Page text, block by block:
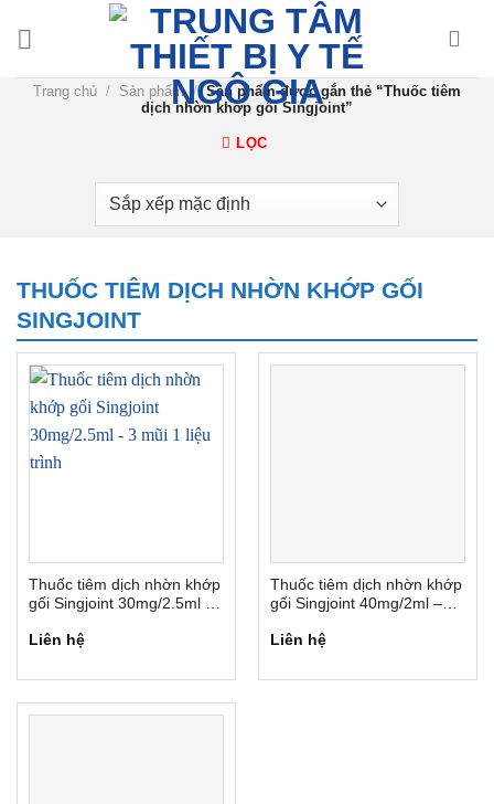
dungTrang chủ / Sản phẩm / Sản phẩm được gắn thẻ “Thuốc tiêm
dịch nhờn khớp gối Singjoint”
LỌC
THUỐC TIÊM DỊCH NHỜN KHỚP GỐI
SINGJOINT
Thuốc tiêm dịch nhờn khớp
gối Singjoint 30mg/2.5ml –
Liên hệ
Thuốc tiêm dịch nhờn khớp
gối Singjoint 40mg/2ml –
tháng
Liên hệ